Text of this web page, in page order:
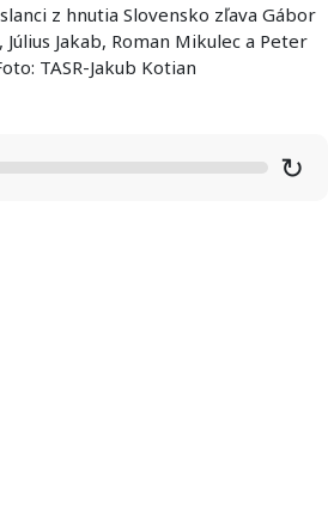
z hnutia Slovensko zľava Gábor
Jakab, Roman Mikulec a Peter
TASR-Jakub Kotian
↻